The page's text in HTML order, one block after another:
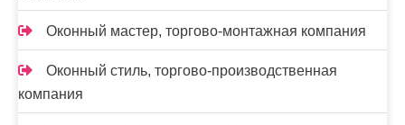
Оконный мастер, торгово-монтажная компания
Оконный стиль, торгово-производственная
компания